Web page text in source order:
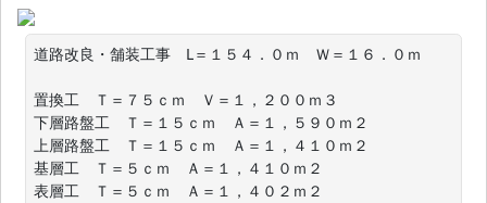
道路改良・舗装工事　L＝１５４．０ｍ　Ｗ＝１６．０ｍ
置換工　Ｔ＝７５ｃｍ　Ｖ＝１，２００ｍ３
下層路盤工　Ｔ＝１５ｃｍ　Ａ＝１，５９０ｍ２
上層路盤工　Ｔ＝１５ｃｍ　Ａ＝１，４１０ｍ２
基層工　Ｔ＝５ｃｍ　Ａ＝１，４１０ｍ２
表層工　Ｔ＝５ｃｍ　Ａ＝１，４０２ｍ２